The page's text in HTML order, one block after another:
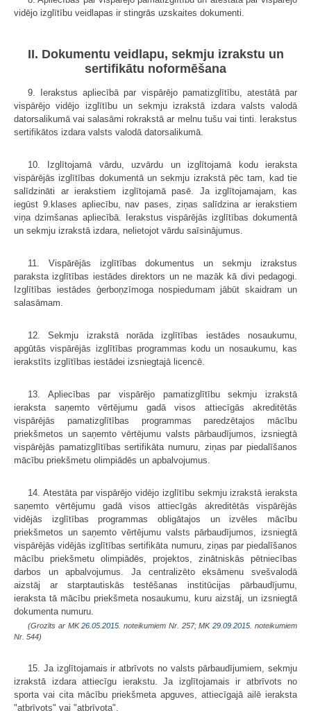
vidējo izglītību veidlapas ir stingrās uzskaites dokumenti.
II. Dokumentu veidlapu, sekmju izrakstu un
sertifikātu noformēšana
9. Ierakstus apliecībā par vispārējo pamatizglītību, atestātā par
vispārējo vidējo izglītību un sekmju izrakstā izdara valsts valodā
datorsalikumā vai salasāmi rokrakstā ar melnu tušu vai tinti. Ierakstus
sertifikātos izdara valsts valodā datorsalikumā.
10. Izglītojamā vārdu, uzvārdu un izglītojamā kodu ieraksta
vispārējās izglītības dokumentā un sekmju izrakstā pēc tam, kad tie
salīdzināti ar ierakstiem izglītojamā pasē. Ja izglītojamajam, kas
iegūst 9.klases apliecību, nav pases, ziņas salīdzina ar ierakstiem
viņa dzimšanas apliecībā. Ierakstus vispārējās izglītības dokumentā
un sekmju izrakstā izdara, nelietojot vārdu saīsinājumus.
11. Vispārējās izglītības dokumentus un sekmju izrakstus
paraksta izglītības iestādes direktors un ne mazāk kā divi pedagogi.
Izglītības iestādes ģerboņzīmoga nospiedumam jābūt skaidram un
salasāmam.
12. Sekmju izrakstā norāda izglītības iestādes nosaukumu,
apgūtās vispārējās izglītības programmas kodu un nosaukumu, kas
ierakstīts izglītības iestādei izsniegtajā licencē.
13. Apliecības par vispārējo pamatizglītību sekmju izrakstā
ieraksta saņemto vērtējumu gadā visos attiecīgās akreditētās
vispārējās pamatizglītības programmas paredzētajos mācību
priekšmetos un saņemto vērtējumu valsts pārbaudījumos, izsniegtā
vispārējās pamatizglītības sertifikāta numuru, ziņas par piedalīšanos
mācību priekšmetu olimpiādēs un apbalvojumus.
14. Atestāta par vispārējo vidējo izglītību sekmju izrakstā ieraksta
saņemto vērtējumu gadā visos attiecīgās akreditētās vispārējās
vidējās izglītības programmas obligātajos un izvēles mācību
priekšmetos un saņemto vērtējumu valsts pārbaudījumos, izsniegtā
vispārējās vidējās izglītības sertifikāta numuru, ziņas par piedalīšanos
mācību priekšmetu olimpiādēs, projektos, zinātniskās pētniecības
darbos un apbalvojumus. Ja centralizēto eksāmenu svešvalodā
aizstāj ar starptautiskās testēšanas institūcijas pārbaudījumu,
ieraksta tā mācību priekšmeta nosaukumu, kuru aizstāj, un izsniegtā
dokumenta numuru.
(Grozīts ar MK26.05.2015. noteikumiem Nr. 257; MK29.09.2015. noteikumiem
Nr. 544)
15. Ja izglītojamais ir atbrīvots no valsts pārbaudījumiem, sekmju
izrakstā izdara attiecīgu ierakstu. Ja izglītojamais ir atbrīvots no
sporta vai cita mācību priekšmeta apguves, attiecīgajā ailē ieraksta
"atbrīvots" vai "atbrīvota".